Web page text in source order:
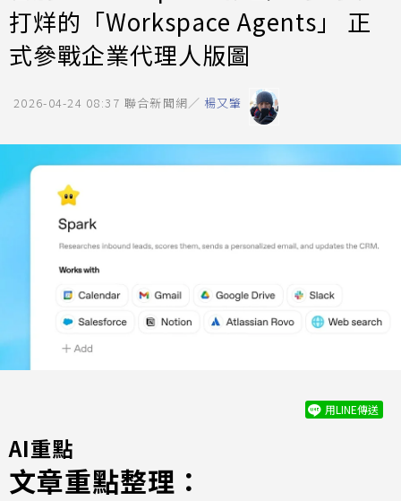
打烊的「Workspace Agents」 正
式參戰企業代理人版圖
2026-04-24 08:37 聯合新聞網／ 楊又肇
用LINE傳送
AI重點
文章重點整理：